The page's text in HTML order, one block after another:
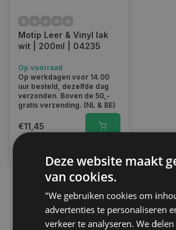
Motip Leer & Vinyl lak
wit | 200ml | 04235
Op voorraad
Op werkdagen voor 14.00
uur besteld, dezelfde dag
verzonden. Boven de 50,-
gratis verzending. (NL & BE)
€11,45
1
Deze website maakt
van cookies.
"We gebruiken cookies om
advertenties te personaliseren
verkeer te analyseren. We